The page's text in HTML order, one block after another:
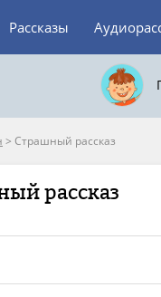
Рассказы
> Страшный рассказ
рассказ